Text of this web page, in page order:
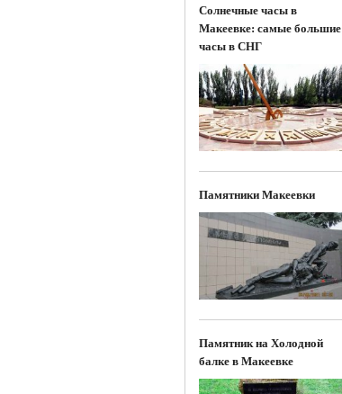
Солнечные часы в
Макеевке: самые большие
часы в СНГ
Памятники Макеевки
Памятник на Холодной
балке в Макеевке